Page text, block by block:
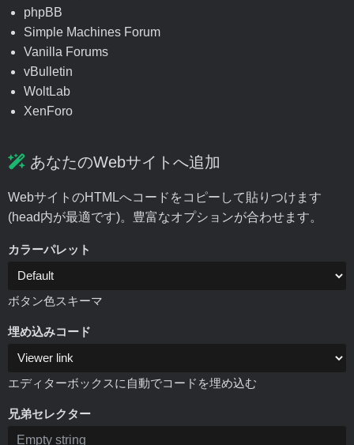
phpBB
Simple Machines Forum
Vanilla Forums
vBulletin
WoltLab
XenForo
あなたのWebサイトへ追加
WebサイトのHTMLへコードをコピーして貼りつけます
(head内が最適です)。豊富なオプションが合わせます。
カラーパレット
ボタン色スキーマ
埋め込みコード
エディターボックスに自動でコードを埋め込む
兄弟セレクター